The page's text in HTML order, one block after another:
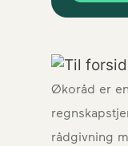
Økoråd er
rådgivning